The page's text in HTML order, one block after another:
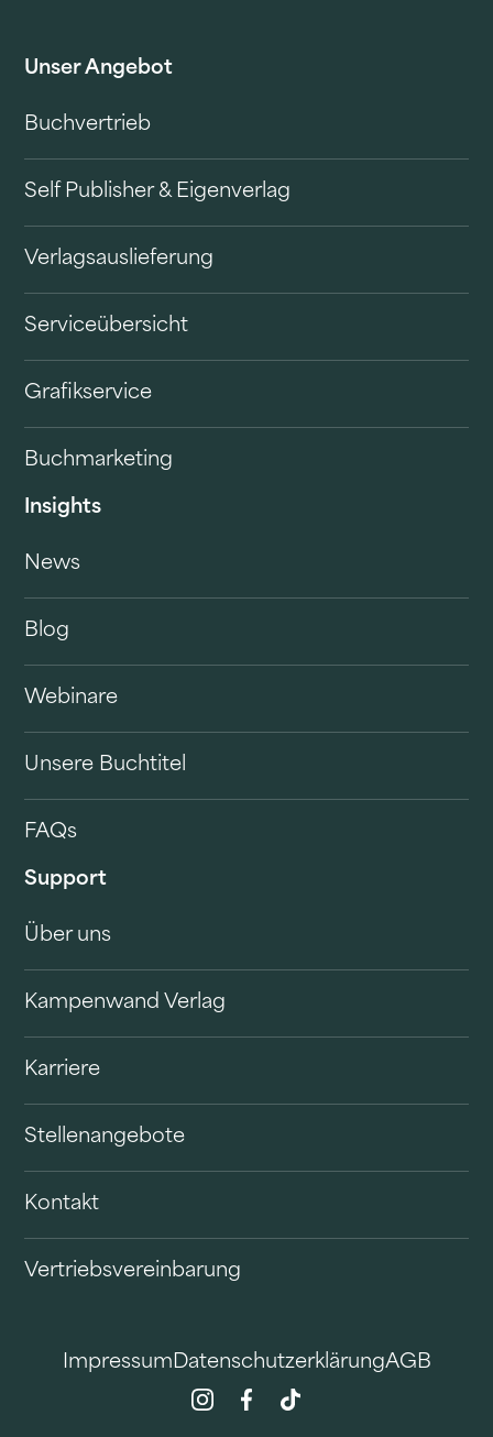
Unser Angebot
Buchvertrieb
Self Publisher & Eigenverlag
Verlagsauslieferung
Serviceübersicht
Grafikservice
Buchmarketing
Insights
News
Blog
Webinare
Unsere Buchtitel
FAQs
Support
Über uns
Kampenwand Verlag
Karriere
Stellenangebote
Kontakt
Vertriebsvereinbarung
ImpressumDatenschutzerklärungAGB